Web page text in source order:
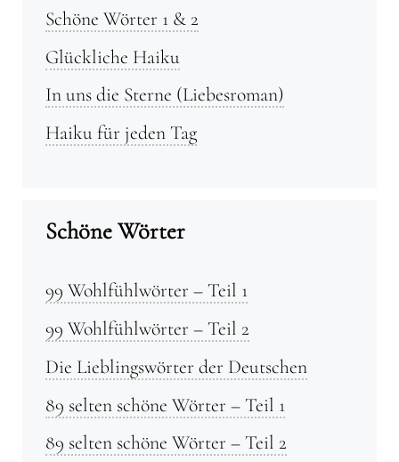
Schöne Wörter 1 & 2
Glückliche Haiku
In uns die Sterne (Liebesroman)
Haiku für jeden Tag
Schöne Wörter
99 Wohlfühlwörter – Teil 1
99 Wohlfühlwörter – Teil 2
Die Lieblingswörter der Deutschen
89 selten schöne Wörter – Teil 1
89 selten schöne Wörter – Teil 2